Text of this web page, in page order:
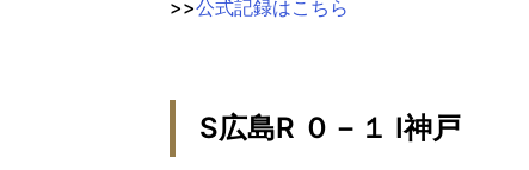
>>公式記録はこちら
S広島R ０－１ I神戸